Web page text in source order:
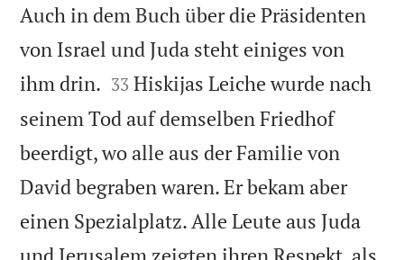
Auch in dem Buch über die Präsidenten
von Israel und Juda steht einiges von
ihm drin. 

33 Hiskijas Leiche wurde nach
seinem Tod auf demselben Friedhof
beerdigt, wo alle aus der Familie von
David begraben waren. Er bekam aber
einen Spezialplatz. Alle Leute aus Juda